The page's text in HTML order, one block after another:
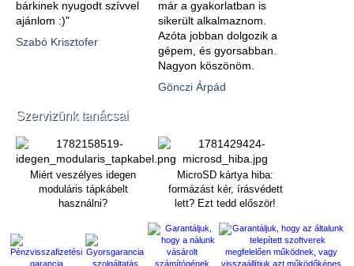
bárkinek nyugodt szívvel
ajánlom :)"
Szabó Krisztofer
már a gyakorlatban is
sikerült alkalmaznom.
Azóta jobban dolgozik a
gépem, és gyorsabban.
Nagyon köszönöm.
Gönczi Árpád
Szervizünk tanácsai
Miért veszélyes idegen
moduláris tápkábelt
használni?
MicroSD kártya hiba:
formázást kér, írásvédett
lett? Ezt tedd először!